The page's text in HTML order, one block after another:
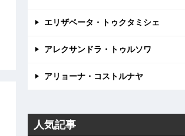
エリザベータ・トゥクタミシェ
アレクサンドラ・トゥルソワ
アリョーナ・コストルナヤ
人気記事